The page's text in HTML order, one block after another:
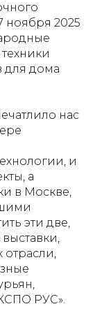
ноября 2025
для дома
нас
и
а
в Москве,
эти две,
отрасли,
РУС».